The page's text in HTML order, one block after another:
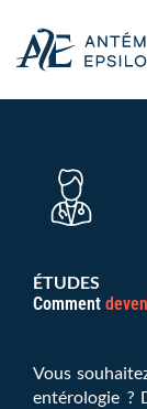
contenu
ÉTUDES
Comment
Vous
entérologie ?